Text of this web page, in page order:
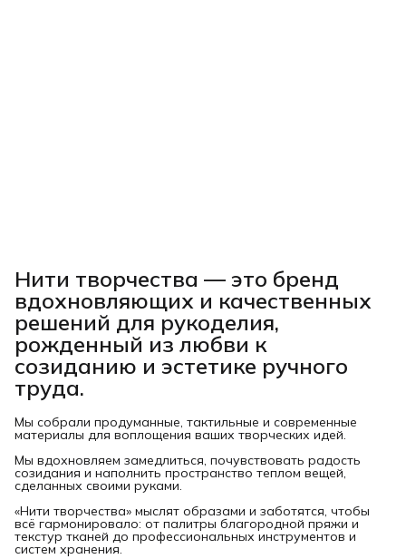
Нити творчества — это бренд
вдохновляющих и качественных
решений для рукоделия,
рожденный из любви к
созиданию и эстетике ручного
труда.
Мы собрали продуманные, тактильные и современные
материалы для воплощения ваших творческих идей.
Мы вдохновляем замедлиться, почувствовать радость
созидания и наполнить пространство теплом вещей,
сделанных своими руками.
«Нити творчества» мыслят образами и заботятся, чтобы
всё гармонировало: от палитры благородной пряжи и
текстур тканей до профессиональных инструментов и
систем хранения.